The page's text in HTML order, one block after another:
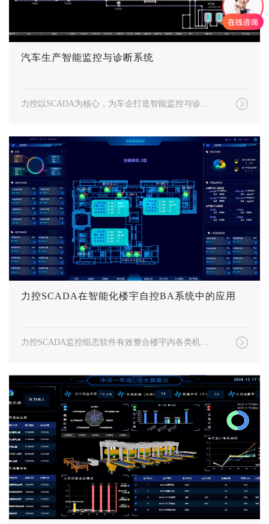
汽车生产智能监控与诊断系统
力控以SCADA为核心，为车企打造智能监控与诊断系统，全面采集感知层数据，突出“一张图总览”、“数据穿透”、“分级报警”及“智能诊断”等功能，助力车企生产运营安全、稳定、长效运行。通过深度挖掘分析能耗数据，为产业能耗定标、低碳政策落实等提供可靠依据。
力控SCADA在智能化楼宇自控BA系统中的应用
力控SCADA监控组态软件有效整合楼宇内各类机电设备，如空调、照明、给排水、排风、环境等系统，实现集中监控和智能化管理。通过实时采集并分析设备运行数据，帮助管理人员及时发现故障隐患，优化运行策略，进而提升设备能效，延长使用寿命，营造安全舒适的楼宇环境。